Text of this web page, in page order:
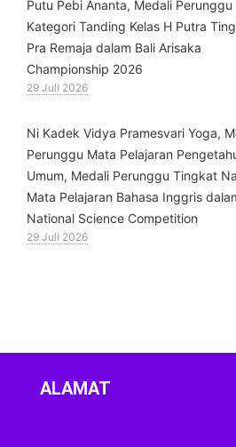
Putu Pebi Ananta, Medali Perunggu
Kategori Tanding Kelas H Putra
Pra Remaja dalam Bali Arisaka
Championship 2026
29 Juli 2026
⁠Ni Kadek Vidya Pramesvari Yoga,
Perunggu Mata Pelajaran
Umum, Medali Perunggu Tingkat
Mata Pelajaran Bahasa Inggris
National Science Competition
29 Juli 2026
ALAMAT